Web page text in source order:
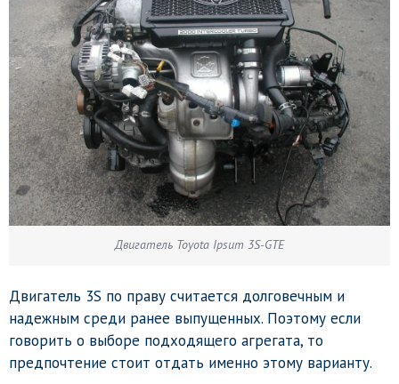
Двигатель Toyota Ipsum 3S-GTE
Двигатель 3S по праву считается долговечным и
надежным среди ранее выпущенных. Поэтому если
говорить о выборе подходящего агрегата, то
предпочтение стоит отдать именно этому варианту.